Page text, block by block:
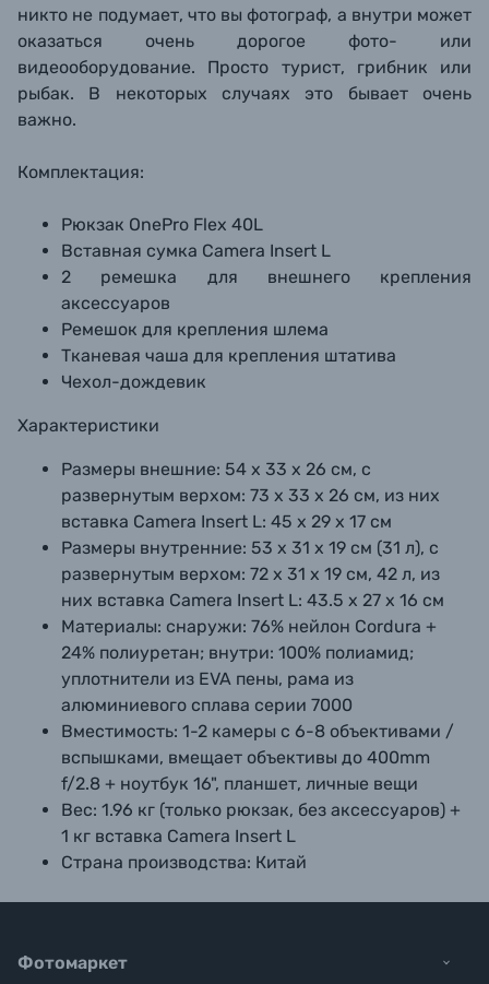
никто не подумает, что вы фотограф, а внутри может
оказаться очень дорогое фото- или
видеооборудование. Просто турист, грибник или
рыбак. В некоторых случаях это бывает очень
важно.
Комплектация:
Рюкзак OnePro Flex 40L
Вставная сумка Camera Insert L
2 ремешка для внешнего крепления
аксессуаров
Ремешок для крепления шлема
Тканевая чаша для крепления штатива
Чехол-дождевик
Характеристики
Размеры внешние: 54 х 33 х 26 см, с
развернутым верхом: 73 х 33 х 26 см, из них
вставка Camera Insert L: 45 х 29 х 17 см
Размеры внутренние: 53 х 31 х 19 см (31 л), с
развернутым верхом: 72 х 31 х 19 см, 42 л, из
них вставка Camera Insert L: 43.5 х 27 х 16 см
Материалы: снаружи: 76% нейлон Cordura +
24% полиуретан; внутри: 100% полиамид;
уплотнители из EVA пены, рама из
алюминиевого сплава серии 7000
Вместимость: 1-2 камеры с 6-8 объективами /
вспышками, вмещает объективы до 400mm
f/2.8 + ноутбук 16", планшет, личные вещи
Вес: 1.96 кг (только рюкзак, без аксессуаров) +
1 кг вставка Camera Insert L
Страна производства: Китай
Фотомаркет